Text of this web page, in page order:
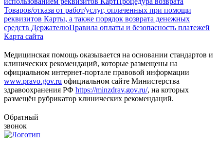
Товаров/отказа от работ/услуг, оплаченных при помощи
реквизитов Карты, а также порядок возврата денежных
средств ДержателюПравила оплаты и безопасность платежей
Карта сайта
Медицинская помощь оказывается на основании стандартов и
клинических рекомендаций, которые размещены на
официальном интернет-портале правовой информации
www.pravo.gov.ru официальном сайте Министерства
здравоохранения РФ https://minzdrav.gov.ru/, на которых
размещён рубрикатор клинических рекомендаций.
Обратный
звонок